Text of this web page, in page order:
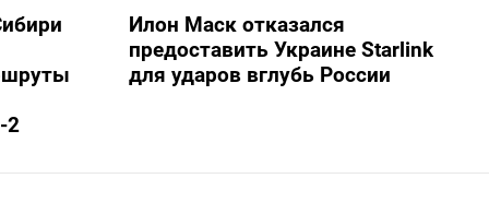
2
Илон Маск отказался
предоставить Украине Starlink
для ударов вглубь России